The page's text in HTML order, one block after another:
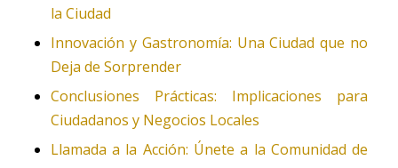
la Ciudad
Innovación y Gastronomía: Una Ciudad que no
Deja de Sorprender
Conclusiones Prácticas: Implicaciones para
Ciudadanos y Negocios Locales
Llamada a la Acción: Únete a la Comunidad de